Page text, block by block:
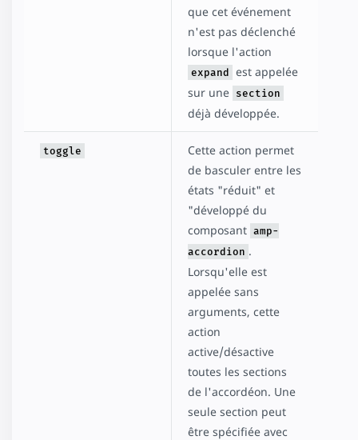
que cet événement
n'est pas déclenché
lorsque l'action
expand est appelée
sur une section
déjà développée.
toggle
Cette action permet
de basculer entre les
états "réduit" et
"développé du
composant amp-
accordion .
Lorsqu'elle est
appelée sans
arguments, cette
action
active/désactive
toutes les sections
de l'accordéon. Une
seule section peut
être spécifiée avec